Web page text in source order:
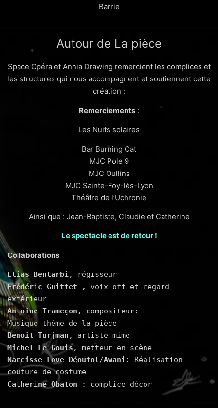
Barrie
Autour de La pièce
Space Opéra et Annia Drawing remercient les complices et
les structures qui nous accompagnent et soutiennent cette
création :
Remerciements :
Les Nuits solaires
Bar Burning Cat
MJC Pole 9
MJC Oullins
MJC Sainte-Foy-lès-Lyon
Théâtre de l’Uchronie
Ainsi que : Jean-Baptiste, Claudie et Catherine
Le spectacle est de retour !
Collaborations
Elias Benlarbi, régisseur
Frédéric Guittet ,
voix off et regard
extérieur
Antoine Trameçon,
compositeur:
Musique thème de la pièce
Benoit Turjman , artiste mime
Michel Le Gouis, metteur en scène
Narcisse Love Déoutol/Awani: Réalisation
couture de costume
Catherine Obaton : complice décor